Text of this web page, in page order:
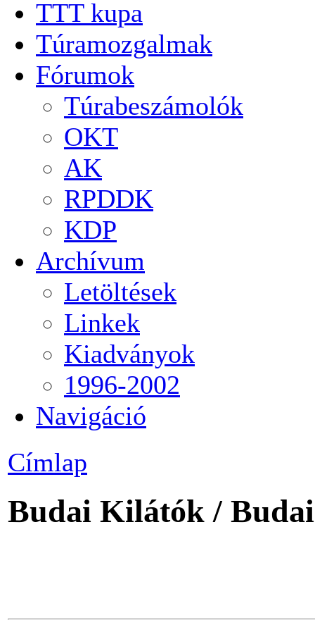
TTT kupa
Túramozgalmak
Fórumok
Túrabeszámolók
OKT
AK
RPDDK
KDP
Archívum
Letöltések
Linkek
Kiadványok
1996-2002
Navigáció
Címlap
Budai Kilátók /